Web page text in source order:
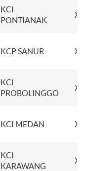
KCI
PONTIANAK
KCP SANUR
KCI
PROBOLINGGO
KCI MEDAN
KCI
KARAWANG